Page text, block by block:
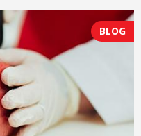
BLOG